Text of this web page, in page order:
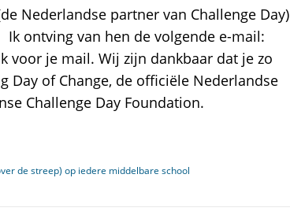
Nederlandse partner van Challenge Day)
ontving van hen de volgende e-mail:
voor je mail. Wij zijn dankbaar dat je zo
Day of Change, de officiële Nederlandse
Challenge Day Foundation.
de streep) op iedere middelbare school